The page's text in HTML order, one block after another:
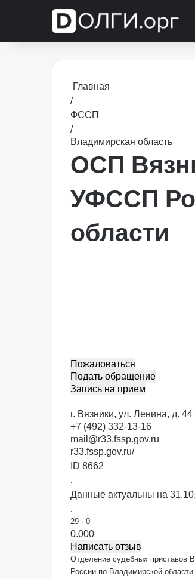
Главная
/
ФССП
/
Владимирская область
ОСП
УФССП
области
Пожаловаться
Подать обращение
Запись на прием
г. Вязники, ул. Ленина, д. 44
+7 (492) 332-13-16
mail@r33.fssp.gov.ru
r33.fssp.gov.ru/
ID 8662
.
Данные актуальны на
.
29 · 0
0.000
Написать отзыв
Отделение судебных приставов
России по Владимирской области